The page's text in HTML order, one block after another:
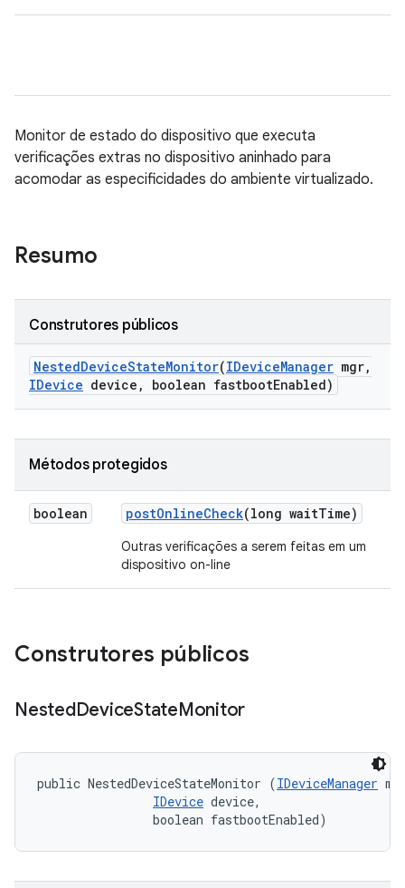
Monitor de estado do dispositivo que executa
verificações extras no dispositivo aninhado para
acomodar as especificidades do ambiente virtualizado.
Resumo
Construtores públicos
NestedDeviceStateMonitor(IDeviceManager mgr,
IDevice device , boolean fastbootEnabled)
Métodos protegidos
boolean postOnlineCheck(long waitTime)
Outras verificações a serem feitas em um
dispositivo on-line
Construtores públicos
NestedDeviceStateMonitor
public NestedDeviceStateMonitor (IDeviceManager
IDevice device,
                boolean fastbootEnabled)